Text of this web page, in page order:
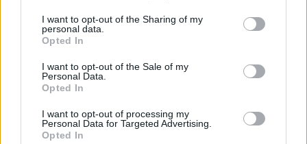
not limited to your visit or usage behaviour. You may click to
grant or deny consent to Google and its third-party tags to
use your data for below specified purposes in below Google
consent section.
I want to opt-out of the Sharing of my
personal data.
Opted In
I want to opt-out of the Sale of my
Personal Data.
Opted In
I want to opt-out of processing my
Personal Data for Targeted Advertising.
Opted In
Felkészülési szezon 4. mérkőzés
Nya Ullevi, Göteborg
Leeds Unitedvs Manchester United2026-08-12 20:30
AC MilanvsManchester United